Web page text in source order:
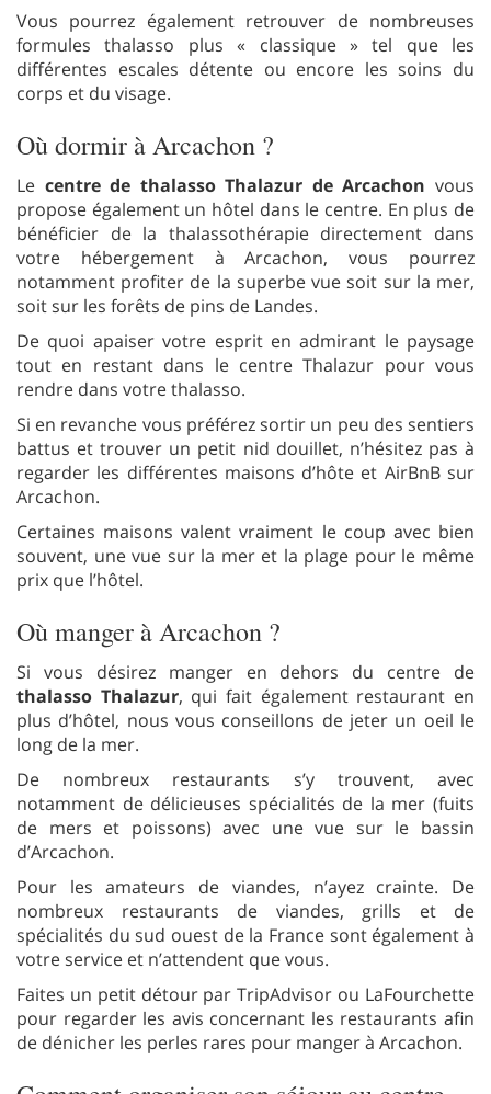
Vous pourrez également retrouver de nombreuses
formules thalasso plus « classique » tel que les
différentes escales détente ou encore les soins du
corps et du visage.
Où dormir à Arcachon ?
Le centre de thalasso Thalazur de Arcachon vous
propose également un hôtel dans le centre. En plus de
bénéficier de la thalassothérapie directement dans
votre hébergement à Arcachon, vous pourrez
notamment profiter de la superbe vue soit sur la mer,
soit sur les forêts de pins de Landes.
De quoi apaiser votre esprit en admirant le paysage
tout en restant dans le centre Thalazur pour vous
rendre dans votre thalasso.
Si en revanche vous préférez sortir un peu des sentiers
battus et trouver un petit nid douillet, n’hésitez pas à
regarder les différentes maisons d’hôte et AirBnB sur
Arcachon.
Certaines maisons valent vraiment le coup avec bien
souvent, une vue sur la mer et la plage pour le même
prix que l’hôtel.
Où manger à Arcachon ?
Si vous désirez manger en dehors du centre de
thalasso Thalazur, qui fait également restaurant en
plus d’hôtel, nous vous conseillons de jeter un oeil le
long de la mer.
De nombreux restaurants s’y trouvent, avec
notamment de délicieuses spécialités de la mer (fuits
de mers et poissons) avec une vue sur le bassin
d’Arcachon.
Pour les amateurs de viandes, n’ayez crainte. De
nombreux restaurants de viandes, grills et de
spécialités du sud ouest de la France sont également à
votre service et n’attendent que vous.
Faites un petit détour par TripAdvisor ou LaFourchette
pour regarder les avis concernant les restaurants afin
de dénicher les perles rares pour manger à Arcachon.